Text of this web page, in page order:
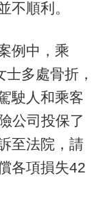
不順利。
例中，乘
多處骨折，
駛人和乘客
公司投保了
至法院，請
各項損失42